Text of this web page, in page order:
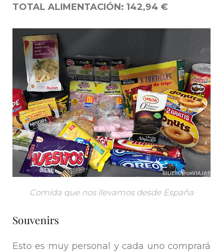
TOTAL ALIMENTACIÓN: 142,94 €
Comida que nos llevamos desde España
Souvenirs
Esto es muy personal y cada uno comprará